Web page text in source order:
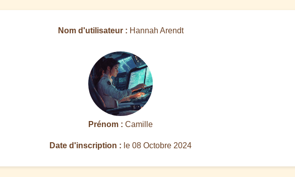
Nom d'utilisateur : Hannah Arendt
Prénom : Camille
Date d'inscription : le 08 Octobre 2024